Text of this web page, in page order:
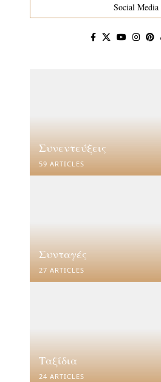
Social Media
Συνεντεύξεις
59 ARTICLES
Συνταγές
27 ARTICLES
Ταξίδια
24 ARTICLES